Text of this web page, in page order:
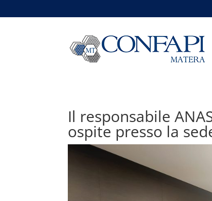
Il responsabile
ospite presso la